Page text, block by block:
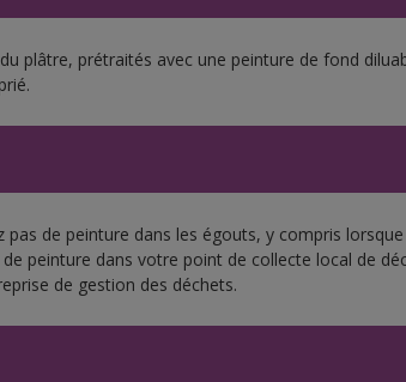
plâtre, prétraités avec une peinture de fond
de peinture dans les égouts, y compris
peinture dans votre point de collecte local de
de gestion des déchets.